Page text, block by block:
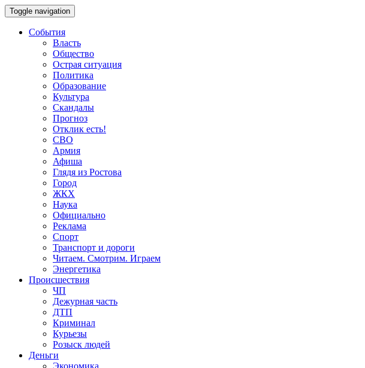
Toggle navigation
События
Власть
Общество
Острая ситуация
Политика
Образование
Культура
Скандалы
Прогноз
Отклик есть!
СВО
Армия
Афиша
Глядя из Ростова
Город
ЖКХ
Наука
Официально
Реклама
Спорт
Транспорт и дороги
Читаем. Смотрим. Играем
Энергетика
Происшествия
ЧП
Дежурная часть
ДТП
Криминал
Курьезы
Розыск людей
Деньги
Экономика